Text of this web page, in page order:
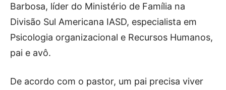
Barbosa, líder do Ministério de Família na
Divisão Sul Americana IASD, especialista em
Psicologia organizacional e Recursos Humanos,
pai e avô.
De acordo com o pastor, um pai precisa viver